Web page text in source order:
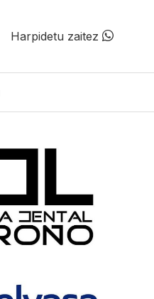
Harpidetu zaitez